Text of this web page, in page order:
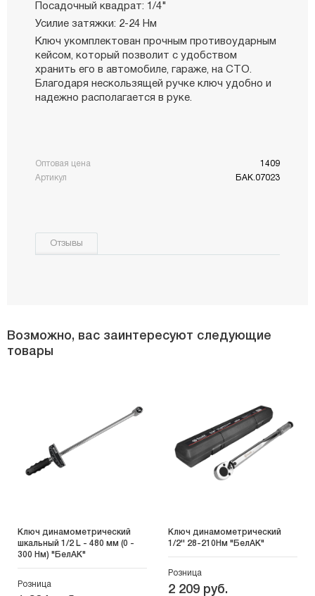
Посадочный квадрат: 1/4"
Усилие затяжки: 2-24 Нм
Ключ укомплектован прочным противоударным
кейсом, который позволит с удобством
хранить его в автомобиле, гараже, на СТО.
Благодаря нескользящей ручке ключ удобно и
надежно располагается в руке.
Оптовая цена
1409
Артикул
БАК.07023
Отзывы
Возможно, вас заинтересуют следующие
товары
Ключ динамометрический
шкальный 1/2 L - 480 мм (0 -
300 Нм) "БелАК"
Розница
Ключ динамометрический
1/2'' 28-210Нм "БелАК"
Розница
2 209 руб.